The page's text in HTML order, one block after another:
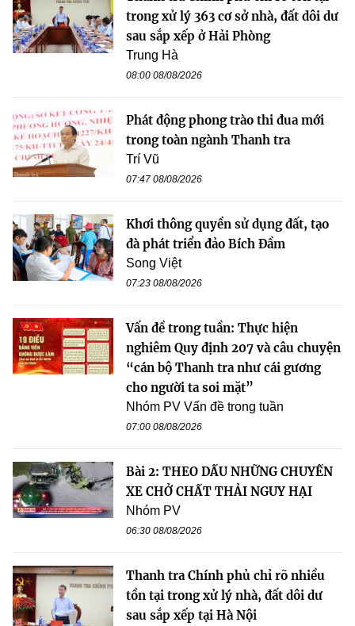
trong xử lý 363 cơ sở nhà, đất dôi dư
sau sắp xếp ở Hải Phòng
Trung Hà
08:00 08/08/2026
Phát động phong trào thi đua mới
trong toàn ngành Thanh tra
Trí Vũ
07:47 08/08/2026
Khơi thông quyền sử dụng đất, tạo
đà phát triển đảo Bích Đầm
Song Việt
07:23 08/08/2026
Vấn đề trong tuần: Thực hiện
nghiêm Quy định 207 và câu chuyện
“cán bộ Thanh tra như cái gương
cho người ta soi mặt”
Nhóm PV Vấn đề trong tuần
07:00 08/08/2026
Bài 2: THEO DẤU NHỮNG CHUYẾN
XE CHỞ CHẤT THẢI NGUY HẠI
Nhóm PV
06:30 08/08/2026
Thanh tra Chính phủ chỉ rõ nhiều
tồn tại trong xử lý nhà, đất dôi dư
sau sắp xếp tại Hà Nội